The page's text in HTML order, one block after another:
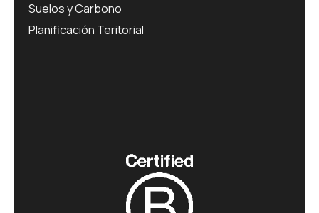
Suelos y Carbono
Planificación Teritorial